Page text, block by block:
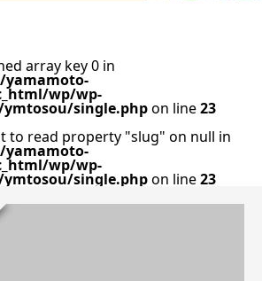
array key 0 in
wp/wp-
single.phpon line23
to read property "slug" on null in
wp/wp-
single.phpon line23